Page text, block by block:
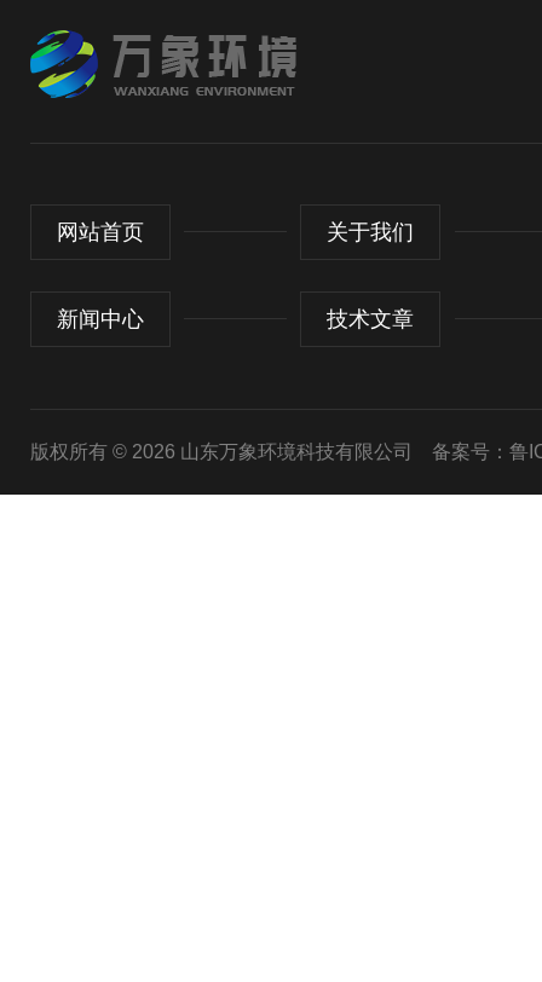
网站首页 关于我们
新闻中心 技术文章
版权所有 © 2026 山东万象环境科技有限公司 备案号：鲁